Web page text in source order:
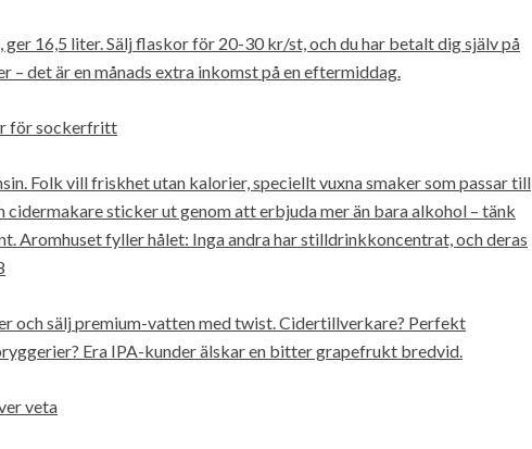
16,5 liter. Sälj flaskor för 20-30 kr/st, och du har betalt dig själv på
det är en månads extra inkomst på en eftermiddag.
för sockerfritt
Folk vill friskhet utan kalorier, speciellt vuxna smaker som passar till
sticker ut genom att erbjuda mer än bara alkohol – tänk
Aromhuset fyller hålet: Inga andra har stilldrinkkoncentrat, och deras
och sälj premium-vatten med twist. Cidertillverkare? Perfekt
Era IPA-kunder älskar en bitter grapefrukt bredvid.
veta